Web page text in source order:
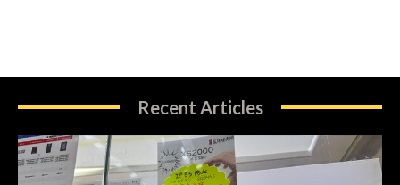
Recent Articles